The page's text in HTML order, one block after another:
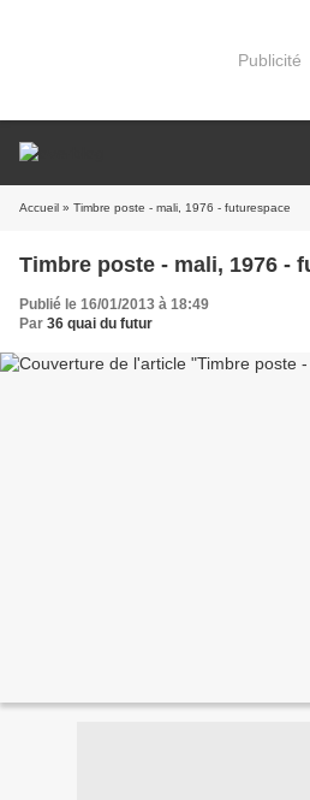
Publicité
Accueil » Timbre poste - mali, 1976 - futurespace
Timbre poste - mali, 1976 -
Publié le 16/01/2013 à 18:49
Par 36 quai du futur